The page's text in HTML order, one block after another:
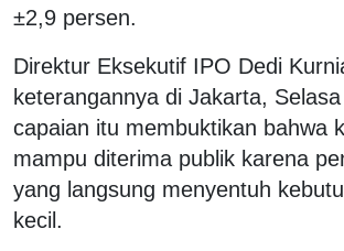
±2,9 persen.
Direktur Eksekutif IPO Dedi
keterangannya di Jakarta,
capaian itu membuktikan bahwa
mampu diterima publik karena
yang langsung menyentuh
kecil.